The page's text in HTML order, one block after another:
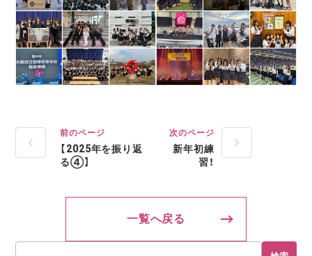
前のページ
【2025年を振り返
る④】
次のページ
新年初練
習！
一覧へ戻る